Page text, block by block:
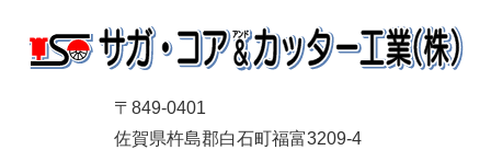
〒849-0401
佐賀県杵島郡白石町福富3209-4